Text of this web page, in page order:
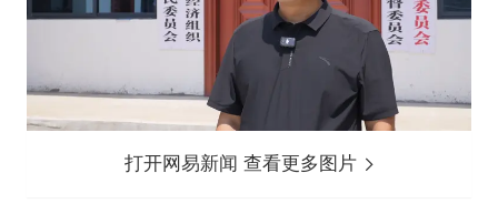
打开网易新闻 查看更多图片